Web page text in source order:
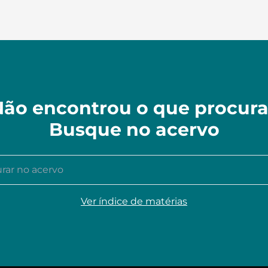
encontrou o que
Busque no acervo
acervo
Ver índice de matérias